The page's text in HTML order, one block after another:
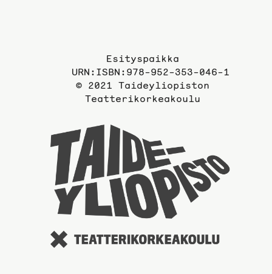
Esityspaikka
URN:ISBN:978-952-353-046-1
© 2021 Taideyliopiston
Teatterikorkeakoulu